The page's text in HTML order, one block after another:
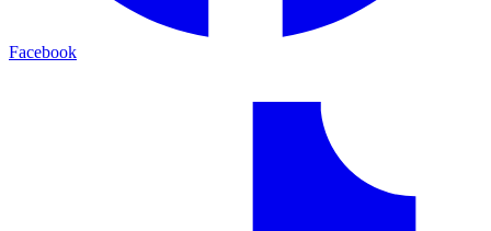
Facebook